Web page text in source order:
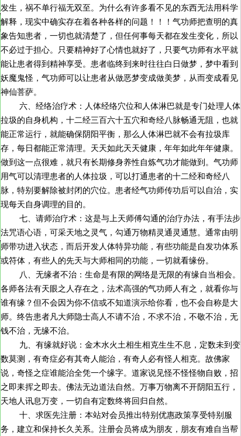
发生，祸不单行福无双至。为什么有许多看不见的东西无法用科学
解释，现实中确实存在着各种各样的问题！！！气功师把查明的真
象告知患者，一切也就清楚了，但任何事每天都在发生变化，所以
不必过于担心。只要精神好了心情也就好了，只要气功师有水平就
能让患者得到精神享受。患者临终到来时往往白日做梦，梦中看到
妖魔鬼怪，气功师可以让患者从做恶梦变成做美梦，从而变成看见
神仙菩萨。
六、经络治疗术：人体经络穴位和人体淋巴就是专门处理人体
拉圾的自身机构，十二经三百六十五穴和奇经八脉畅通无阻，也就
能正常运行，就能确保阴阳平衡，那么人体淋巴就不会有拉圾库
存，每日都能正常清理。天天如此天天健康，年年如此年年健康。
做到这一点很难，就只有长期修身养性自炼气功才能做到。气功师
用气可以清理患者的人体拉圾，可以打通患者的十二经和奇经八
脉，特别要解除被封闭的穴位。患者经气功师传功后可以自治，实
现每天自身调理的目的。
七、请师治疗术：这是与上天师傅勾通的治疗办法，有手法步
法咒语心语，可采天地之灵气，勾通万物精灵通灵通慧。通常由明
师带功进入状态，而后开发人体特异功能，有些功能是自发功体系
或符体，有些人的先天与大师相同的功能，一切就看缘份。
八、无缘者不治：生命是有限的网络是无限的有缘自当相会。
各师各法有天眼之人存在之，法术高强的气功师人有之，就看你与
谁有缘？但不会因为你不信或不知道演示给你看，也不会自称是大
师。终告患者凡大师隐士高人不请不治，不求不治，不敬不治，无
钱不治，无缘不治。
九、有缘就好说：金木水火土相生相克生生不息，定数未到变
数莫测，有奇症必有其奇人能治，有奇人必有怪人相克。故佛家
说，奇怪之症谁能治全凭一个缘字。道家说见怪不怪怪物自败，招
之即耒挥之即去。佛法无边道法自然。万事万物离不开阴阳五行，
天地人讯息万变，一切自有定数终将回归自然。
十、求医先注册：本站对会员推出特别优惠政策享受特别服
务，建立和保持长久关系。注册会员将成为朋友，朋友有难自当帮